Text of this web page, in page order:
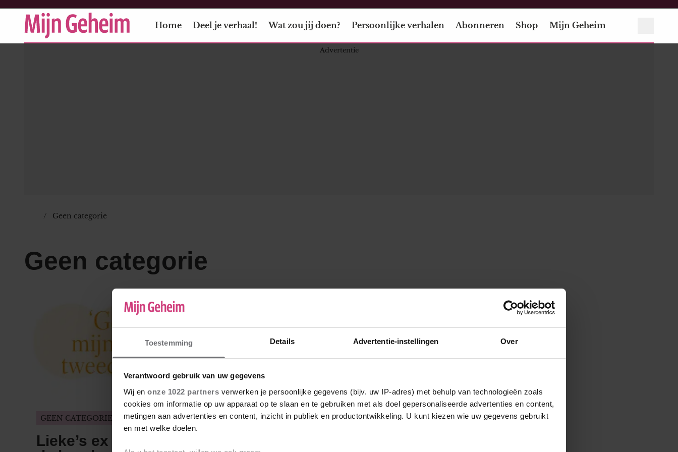
Toestemming Details Advertentie-instellingen Over
Verantwoord gebruik van uw gegevens
Wij en onze 1022 partners verwerken je persoonlijke gegevens (bijv. uw IP-adres) met behulp van technologieën zoals
cookies om informatie op uw apparaat op te slaan en te gebruiken met als doel gepersonaliseerde advertenties en content,
metingen aan advertenties en content, inzicht in publiek en productontwikkeling. U kunt kiezen wie uw gegevens gebruikt
en met welke doelen.
Home Deel je verhaal! Wat zou jij doen? Persoonlijke verhalen Abonneren Shop Mijn Geheim
Geen categorie
Geen categorie
GEEN CATEGORIE/WAT ZOU JIJ DOEN?
Lieke’s ex heeft spijt van
GEEN CATEGORIE/WAT ZOU JIJ DOEN?